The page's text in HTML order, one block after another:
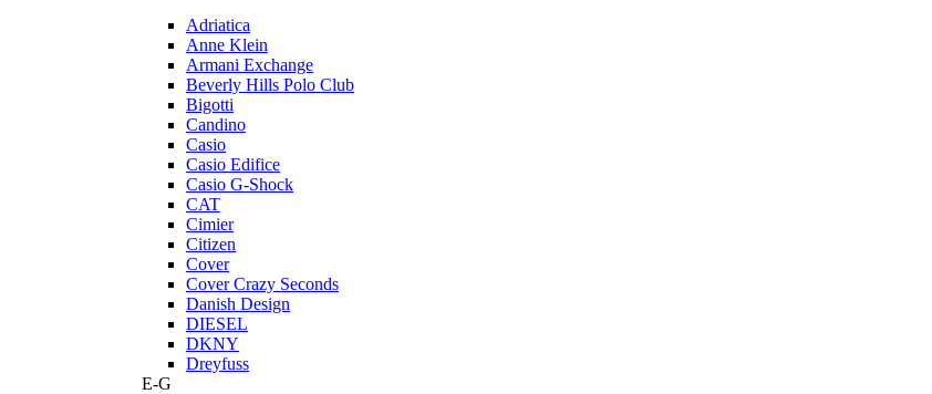
Adriatica
Anne Klein
Armani Exchange
Beverly Hills Polo Club
Bigotti
Candino
Casio
Casio Edifice
Casio G-Shock
CAT
Cimier
Citizen
Cover
Cover Crazy Seconds
Danish Design
DIESEL
DKNY
Dreyfuss
E-G